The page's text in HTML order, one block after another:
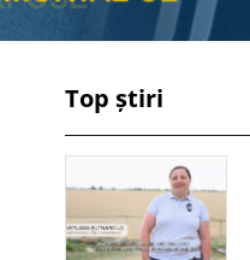
Top știri